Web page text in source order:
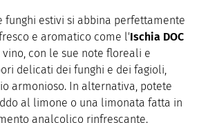
funghi estivi si abbina perfettamente
e aromatico come l'Ischia DOC
vino, con le sue note floreali e
delicati dei funghi e dei fagioli,
armonioso. In alternativa, potete
al limone o una limonata fatta in
analcolico rinfrescante.